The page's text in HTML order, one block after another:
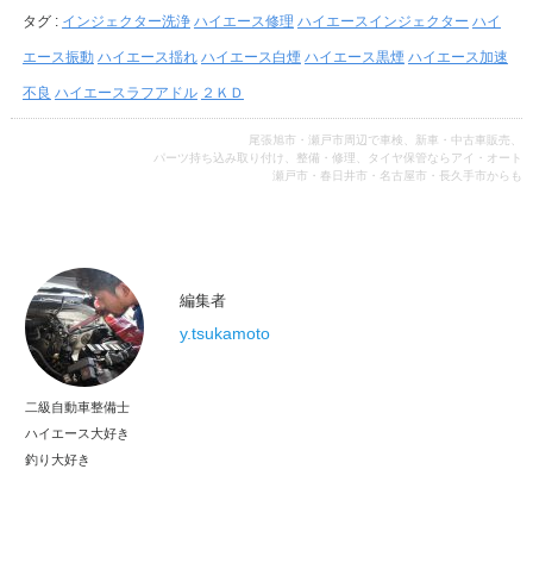
タグ : インジェクター洗浄 ハイエース修理 ハイエースインジェクター ハイ
エース振動 ハイエース揺れ ハイエース白煙 ハイエース黒煙 ハイエース加速
不良 ハイエースラフアドル ２ＫＤ
尾張旭市・瀬戸市周辺で車検、新車・中古車販売、
パーツ持ち込み取り付け、整備・修理、タイヤ保管ならアイ・オート
瀬戸市・春日井市・名古屋市・長久手市からも
編集者
y.tsukamoto
二級自動車整備士
ハイエース大好き
釣り大好き